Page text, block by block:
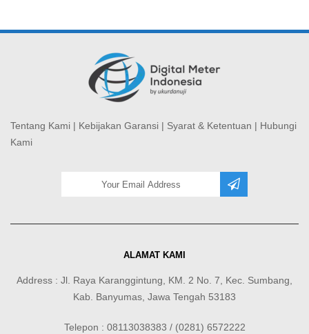
Tentang Kami | Kebijakan Garansi | Syarat & Ketentuan | Hubungi
Kami
ALAMAT KAMI
Address : Jl. Raya Karanggintung, KM. 2 No. 7, Kec. Sumbang,
Kab. Banyumas, Jawa Tengah 53183
Telepon : 08113038383 / (0281) 6572222